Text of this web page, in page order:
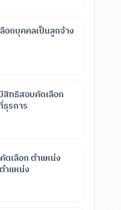
อกบุคคลเป็นลูกจ้าง
สิทธิสอบคัดเลือก
ธุรการ
ดเลือก ตำแหน่ง
ำแหน่ง